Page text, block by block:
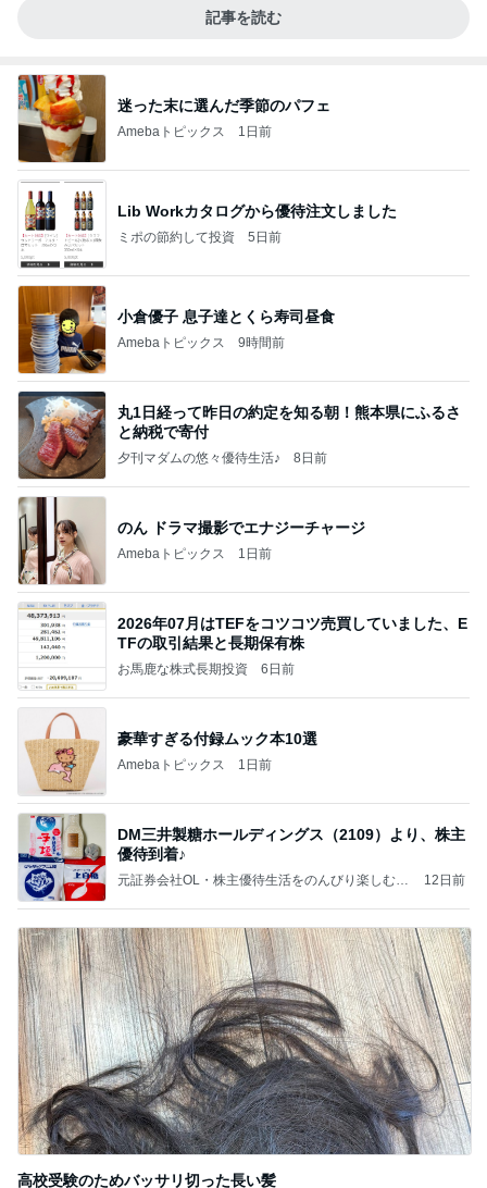
記事を読む
迷った末に選んだ季節のパフェ
Amebaトピックス 1日前
Lib Workカタログから優待注文しました
ミポの節約して投資 5日前
小倉優子 息子達とくら寿司昼食
Amebaトピックス 9時間前
丸1日経って昨日の約定を知る朝！熊本県にふるさ
と納税で寄付
夕刊マダムの悠々優待生活♪ 8日前
のん ドラマ撮影でエナジーチャージ
Amebaトピックス 1日前
2026年07月はTEFをコツコツ売買していました、E
TFの取引結果と長期保有株
お馬鹿な株式長期投資 6日前
豪華すぎる付録ムック本10選
Amebaトピックス 1日前
DM三井製糖ホールディングス（2109）より、株主
優待到着♪
元証券会社OL・株主優待生活をのんびり楽しむ毎
12日前
高校受験のためバッサリ切った長い髪